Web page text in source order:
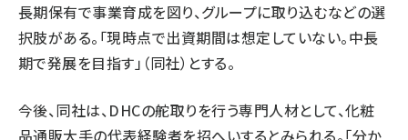
長期保有で事業育成を図り、グループに取り込むなどの選
択肢がある。「現時点で出資期間は想定していない。中長
期で発展を目指す」（同社）とする。
今後、同社は、DHCの舵取りを行う専門人材として、化粧
品通販大手の代表経験者を招へいするとみられる。「分か